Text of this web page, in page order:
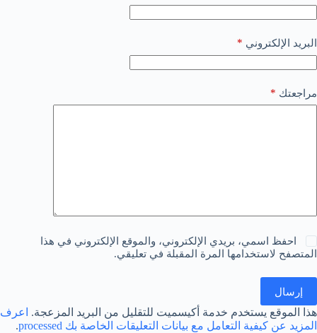
البريد الإلكتروني *
مراجعتك *
احفظ اسمي، بريدي الإلكتروني، والموقع الإلكتروني في هذا
المتصفح لاستخدامها المرة المقبلة في تعليقي.
إرسال
هذا الموقع يستخدم خدمة أكيسميت للتقليل من البريد المزعجة.
اعرف
المزيد عن كيفية التعامل مع بيانات التعليقات الخاصة بك processed
.